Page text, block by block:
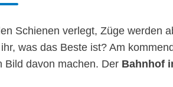
Schienen verlegt, Züge werden
was das Beste ist?Am
Bild davon machen. Der Bahnhof